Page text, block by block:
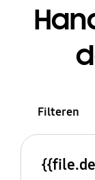
Filteren